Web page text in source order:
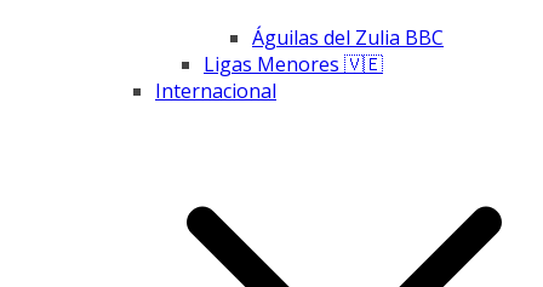
Águilas del Zulia BBC
Ligas Menores 🇻🇪
Internacional